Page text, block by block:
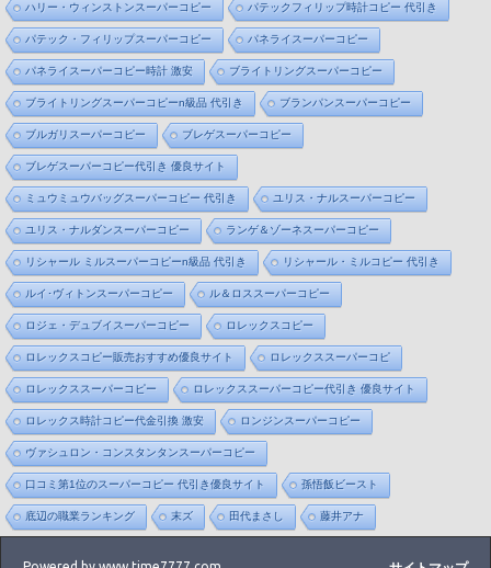
ハリー・ウィンストンスーパーコピー パテックフィリップ時計コピー 代引き
パテック・フィリップスーパーコピー パネライスーパーコピー
パネライスーパーコピー時計 激安 ブライトリングスーパーコピー
ブライトリングスーパーコピーn級品 代引き ブランパンスーパーコピー
ブルガリスーパーコピー ブレゲスーパーコピー
ブレゲスーパーコピー代引き 優良サイト
ミュウミュウバッグスーパーコピー 代引き ユリス・ナルスーパーコピー
ユリス・ナルダンスーパーコピー ランゲ＆ゾーネスーパーコピー
リシャール ミルスーパーコピーn級品 代引き リシャール・ミルコピー 代引き
ルイ･ヴィトンスーパーコピー ル＆ロススーパーコピー
ロジェ・デュブイスーパーコピー ロレックスコピー
ロレックスコピー販売おすすめ優良サイト ロレックススーパーコピ
ロレックススーパーコピー ロレックススーパーコピー代引き 優良サイト
ロレックス時計コピー代金引換 激安 ロンジンスーパーコピー
ヴァシュロン・コンスタンタンスーパーコピー
口コミ第1位のスーパーコピー 代引き優良サイト 孫悟飯ビースト
底辺の職業ランキング 末ズ 田代まさし 藤井アナ